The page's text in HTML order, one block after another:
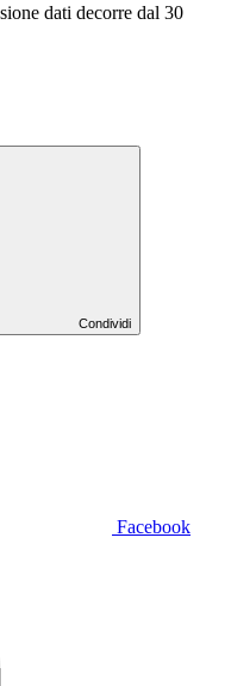
dati decorre dal 30
Condividi
Facebook